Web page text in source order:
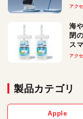
ー
アク
海
閉
ス
アク
製品カテゴリ
Apple